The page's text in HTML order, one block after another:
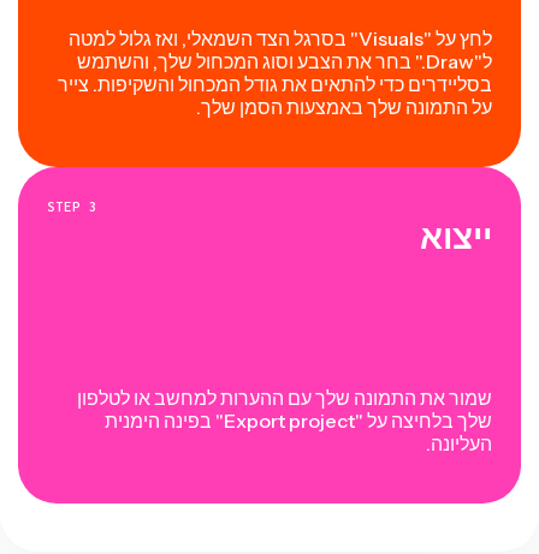
לחץ על "Visuals" בסרגל הצד השמאלי, ואז גלול למטה
ל"Draw." בחר את הצבע וסוג המכחול שלך, והשתמש
בסליידרים כדי להתאים את גודל המכחול והשקיפות. צייר
על התמונה שלך באמצעות הסמן שלך.
STEP 3
ייצוא
שמור את התמונה שלך עם ההערות למחשב או לטלפון
שלך בלחיצה על "Export project" בפינה הימנית
העליונה.